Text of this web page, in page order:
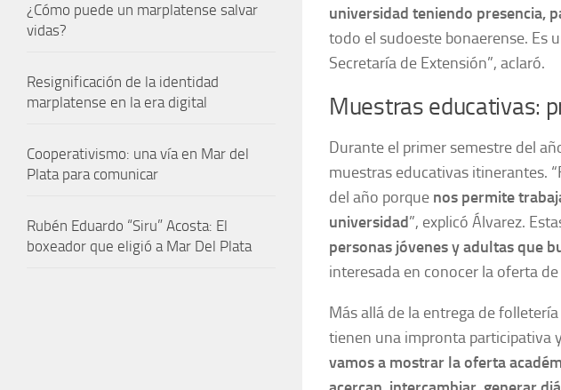
universidad teniendo presencia,
todo el sudoeste bonaerense. Es
Secretaría de Extensión”, aclaró.
Muestras educativas:
Durante el primer semestre del
muestras educativas itinerantes.
del año porque nos permite
universidad”, explicó Álvarez.
personas jóvenes y adultas que
interesada en conocer la oferta
Más allá de la entrega de
tienen una impronta participativa
vamos a mostrar la oferta
¿Cómo puede un marplatense salvar
vidas?
Resignificación de la identidad
marplatense en la era digital
Cooperativismo: una vía en Mar del
Plata para comunicar
Rubén Eduardo “Siru” Acosta: El
boxeador que eligió a Mar Del Plata